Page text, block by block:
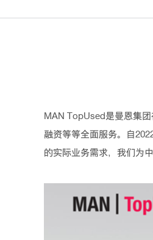
MAN TopUsed是曼恩集
融资等等全面服务。自
的实际业务需求，我们为